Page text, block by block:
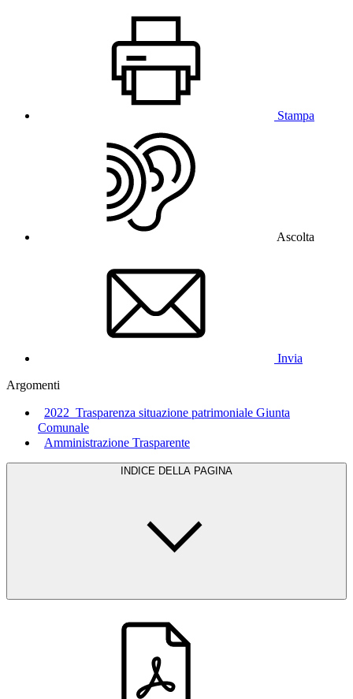
Stampa
Ascolta
Invia
Argomenti
2022_Trasparenza situazione patrimoniale Giunta
Comunale
Amministrazione Trasparente
INDICE DELLA PAGINA